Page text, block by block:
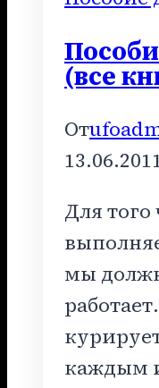
(все
От
Для
мы
каждым